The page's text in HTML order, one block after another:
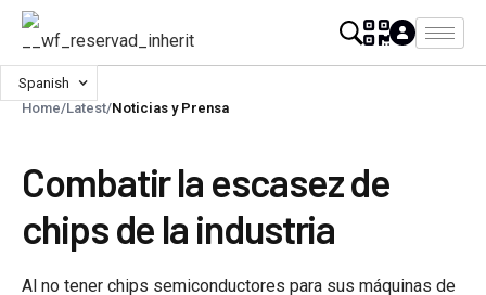
Spanish
Home/Latest/Noticias y Prensa
Combatir la escasez de
chips de la industria
Al no tener chips semiconductores para sus máquinas de